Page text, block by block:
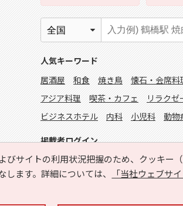
サイトの利用状況把握のため、クッキー
ます。詳細については、
「当社ウェブサ
人気キーワード
居酒屋
和食 焼き鳥 懐石・会席料
アジア料理
喫茶・カフェ リラクゼ
ビジネスホテル
内科 小児科 動物
掲載者ログイン